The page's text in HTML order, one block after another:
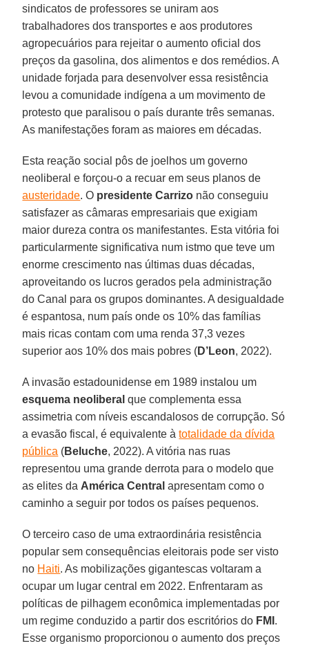
sindicatos de professores se uniram aos
trabalhadores dos transportes e aos produtores
agropecuários para rejeitar o aumento oficial dos
preços da gasolina, dos alimentos e dos remédios. A
unidade forjada para desenvolver essa resistência
levou a comunidade indígena a um movimento de
protesto que paralisou o país durante três semanas.
As manifestações foram as maiores em décadas.
Esta reação social pôs de joelhos um governo
neoliberal e forçou-o a recuar em seus planos de
austeridade. O presidente Carrizo não conseguiu
satisfazer as câmaras empresariais que exigiam
maior dureza contra os manifestantes. Esta vitória foi
particularmente significativa num istmo que teve um
enorme crescimento nas últimas duas décadas,
aproveitando os lucros gerados pela administração
do Canal para os grupos dominantes. A desigualdade
é espantosa, num país onde os 10% das famílias
mais ricas contam com uma renda 37,3 vezes
superior aos 10% dos mais pobres (D’Leon, 2022).
A invasão estadounidense em 1989 instalou um
esquema neoliberal que complementa essa
assimetria com níveis escandalosos de corrupção. Só
a evasão fiscal, é equivalente àtotalidade da dívida
pública (Beluche, 2022). A vitória nas ruas
representou uma grande derrota para o modelo que
as elites da América Central apresentam como o
caminho a seguir por todos os países pequenos.
O terceiro caso de uma extraordinária resistência
popular sem consequências eleitorais pode ser visto
no Haiti. As mobilizações gigantescas voltaram a
ocupar um lugar central em 2022. Enfrentaram as
políticas de pilhagem econômica implementadas por
um regime conduzido a partir dos escritórios do FMI .
Esse organismo proporcionou o aumento dos preços